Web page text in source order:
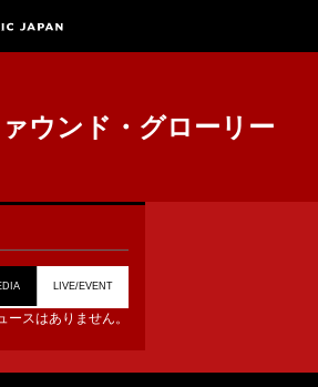
ウンド・グローリー
LIVE/EVENT
スはありません。